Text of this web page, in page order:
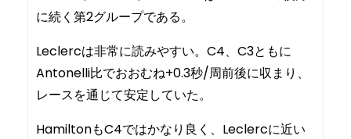
に続く第2グループである。
Leclercは非常に読みやすい。C4、C3ともに
Antonelli比でおおむね+0.3秒/周前後に収まり、
レースを通じて安定していた。
HamiltonもC4ではかなり良く、Leclercに近い